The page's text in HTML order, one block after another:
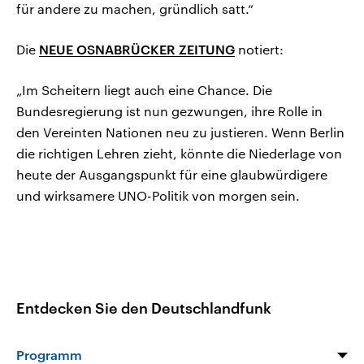
für andere zu machen, gründlich satt.“
Die NEUE OSNABRÜCKER ZEITUNG notiert:
„Im Scheitern liegt auch eine Chance. Die
Bundesregierung ist nun gezwungen, ihre Rolle in
den Vereinten Nationen neu zu justieren. Wenn Berlin
die richtigen Lehren zieht, könnte die Niederlage von
heute der Ausgangspunkt für eine glaubwürdigere
und wirksamere UNO-Politik von morgen sein.
Entdecken Sie den Deutschlandfunk
Programm